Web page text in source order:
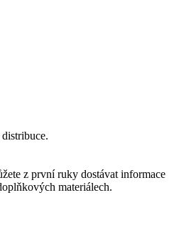
z první ruky dostávat informace
materiálech.